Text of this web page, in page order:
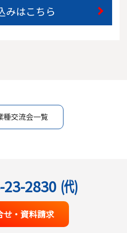
みはこちら
種交流会一覧
2830 (代)
せ・資料請求